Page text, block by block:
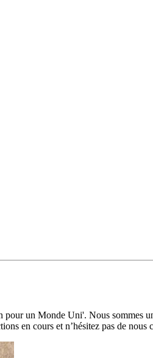
pour un Monde Uni'. Nous sommes
en cours et n’hésitez pas de